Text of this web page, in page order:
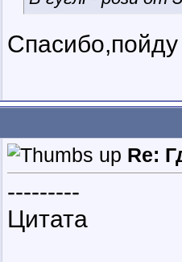
Спасибо,пойду
Re:
---------
Цитата